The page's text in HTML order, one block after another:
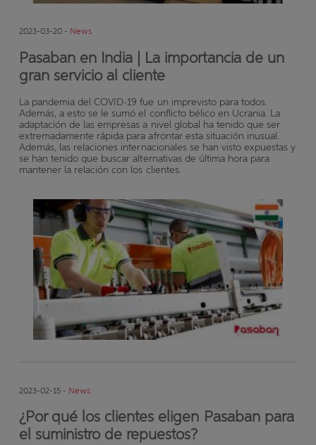
2023-03-20 - News
Pasaban en India | La importancia de un
gran servicio al cliente
La pandemia del COVID-19 fue un imprevisto para todos.
Además, a esto se le sumó el conflicto bélico en Ucrania. La
adaptación de las empresas a nivel global ha tenido que ser
extremadamente rápida para afrontar esta situación inusual.
Además, las relaciones internacionales se han visto expuestas y
se han tenido que buscar alternativas de última hora para
mantener la relación con los clientes.
2023-02-15 - News
¿Por qué los clientes eligen Pasaban para
el suministro de repuestos?